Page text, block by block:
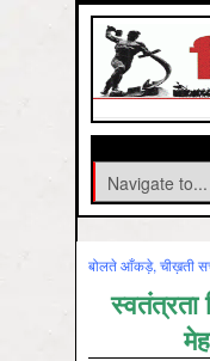
बोलते आँकड़े, चीख़ती
स्वतंत्रता